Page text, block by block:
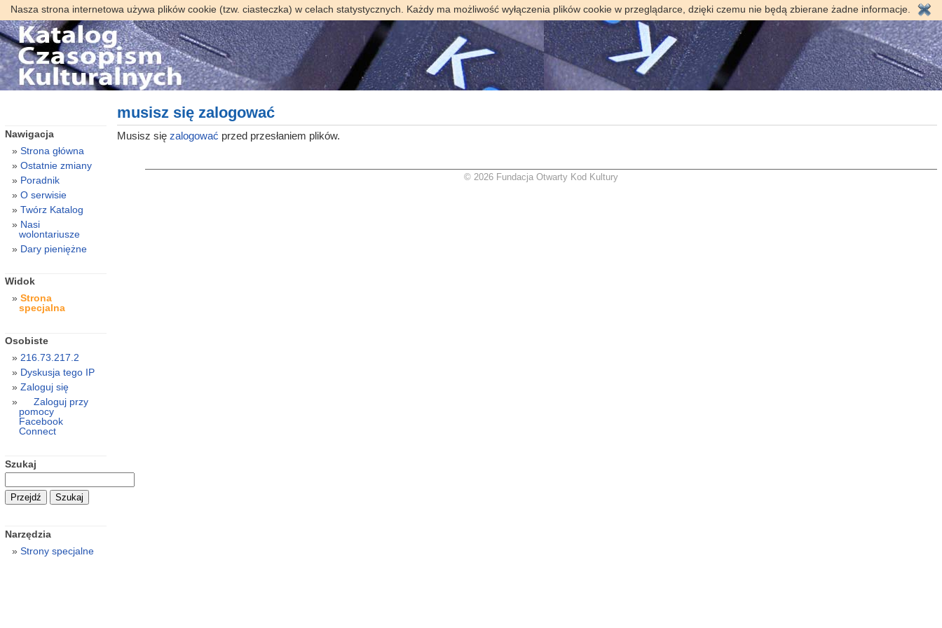
Nasza strona internetowa używa plików cookie (tzw. ciasteczka) w celach statystycznych. Każdy ma możliwość wyłączenia plików cookie w przeglądarce, dzięki czemu nie będą zbierane żadne informacje.
musisz się zalogować
Musisz się zalogować przed przesłaniem plików.
Nawigacja
Strona główna
Ostatnie zmiany
Poradnik
O serwisie
Twórz Katalog
Nasi
wolontariusze
Dary pieniężne
Widok
Strona
specjalna
Osobiste
216.73.217.2
Dyskusja tego IP
Zaloguj się
Zaloguj przy
pomocy
Facebook
Connect
Szukaj
Narzędzia
Strony specjalne
© 2026 Fundacja Otwarty Kod Kultury